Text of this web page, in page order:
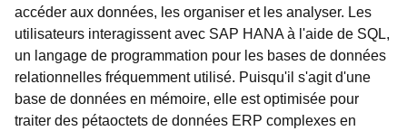
accéder aux données, les organiser et les analyser. Les
utilisateurs interagissent avec SAP HANA à l'aide de SQL,
un langage de programmation pour les bases de données
relationnelles fréquemment utilisé. Puisqu'il s'agit d'une
base de données en mémoire, elle est optimisée pour
traiter des pétaoctets de données ERP complexes en